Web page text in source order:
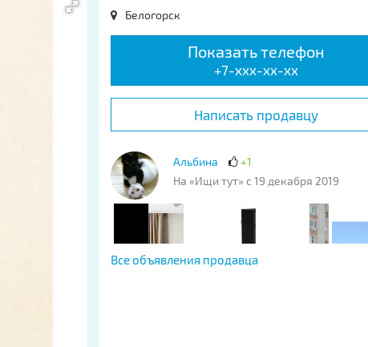
Белогорск
Показать телефон
+7-xxx-xx-xx
Написать продавцу
Альбина
+1
На «Ищи тут» с 19 декабря 2019
Все объявления продавца